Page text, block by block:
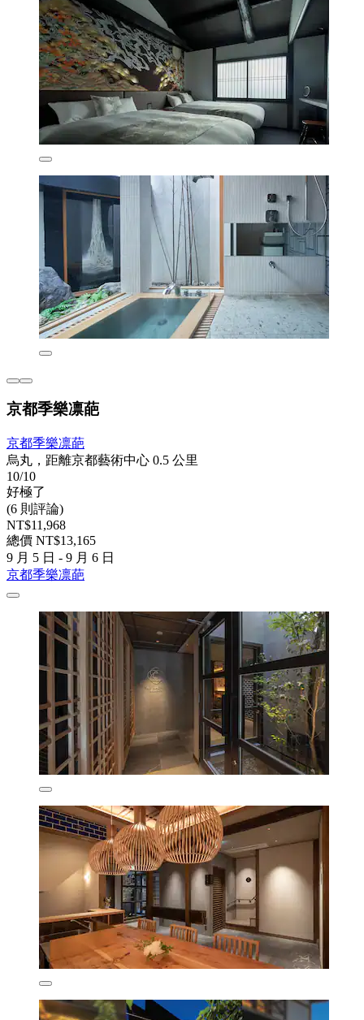
京都季樂凛葩
京都季樂凛葩
烏丸，距離京都藝術中心 0.5 公里
10/10
好極了
(6 則評論)
NT$11,968
總價 NT$13,165
9 月 5 日 - 9 月 6 日
京都季樂凛葩